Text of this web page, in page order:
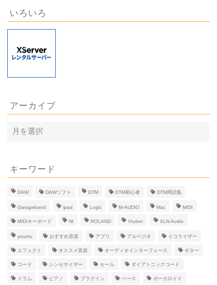
いろいろ
アーカイブ
ア
ー
ブ
キーワード
DAW DAWソフト DTM DTM初心者 DTM用語集
Garageband ipad Logic M-AUDIO Mac MIDI
MIDIキーボード NI ROLAND Vtuber XLN Audio
youmu おすすめ音楽 アプリ アルペジオ イコライザー
エフェクト オススメ音楽 オーディオインターフェース ギター
コード シンセサイザー セール ダイアトニックコード
ドラム ピアノ プラグイン ベース ボーカロイド